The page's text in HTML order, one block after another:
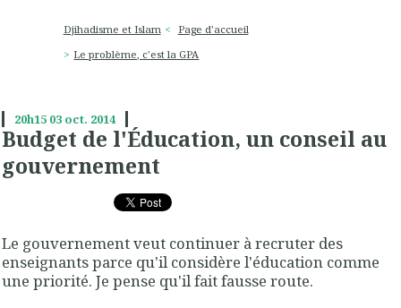
Djihadisme et Islam
Page d'accueil
Le problème, c'est la GPA
20h15 03 oct. 2014
Budget de l'Éducation, un conseil au
gouvernement
Le gouvernement veut continuer à recruter des
enseignants parce qu'il considère l'éducation comme
une priorité. Je pense qu'il fait fausse route.